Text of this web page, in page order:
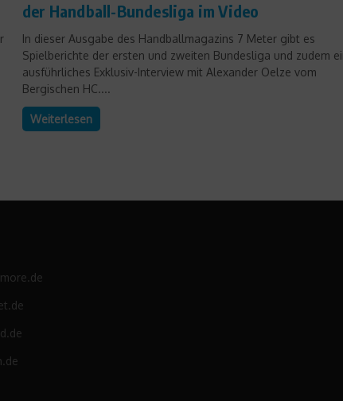
der Handball-Bundesliga im Video
In dieser Ausgabe des Handballmagazins 7 Meter gibt es
Spielberichte der ersten und zweiten Bundesliga und zudem
ausführliches Exklusiv-Interview mit Alexander Oelze vom
Bergischen HC....
Weiterlesen